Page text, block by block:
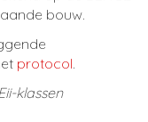
bouw.
protocol.
klassen